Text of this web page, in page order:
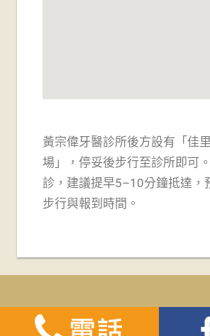
黃宗偉牙醫診所後方設有「佳
場」， 停妥後步行至診所即可
診，建議提早5–10分鐘抵達，
步行與報到時間。
WordPress Theme: Tortuga by